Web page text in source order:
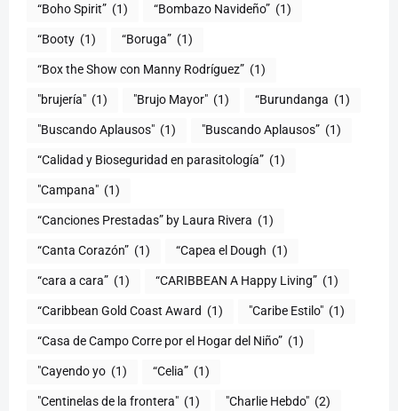
“Boho Spirit” (1) “Bombazo Navideño” (1)
“Booty (1) “Boruga” (1)
“Box the Show con Manny Rodríguez” (1)
"brujería" (1) "Brujo Mayor" (1) “Burundanga (1)
"Buscando Aplausos" (1) "Buscando Aplausos” (1)
(1)
"Campana" (1)
“Canciones Prestadas” by Laura Rivera (1)
“Canta Corazón” (1) “Capea el Dough (1)
“cara a cara” (1) “CARIBBEAN A Happy Living” (1)
(1) "Caribe Estilo" (1)
“Casa de Campo Corre por el Hogar del Niño” (1)
"Cayendo yo (1) (1)
"Centinelas de la frontera" (1) "Charlie Hebdo" (2)